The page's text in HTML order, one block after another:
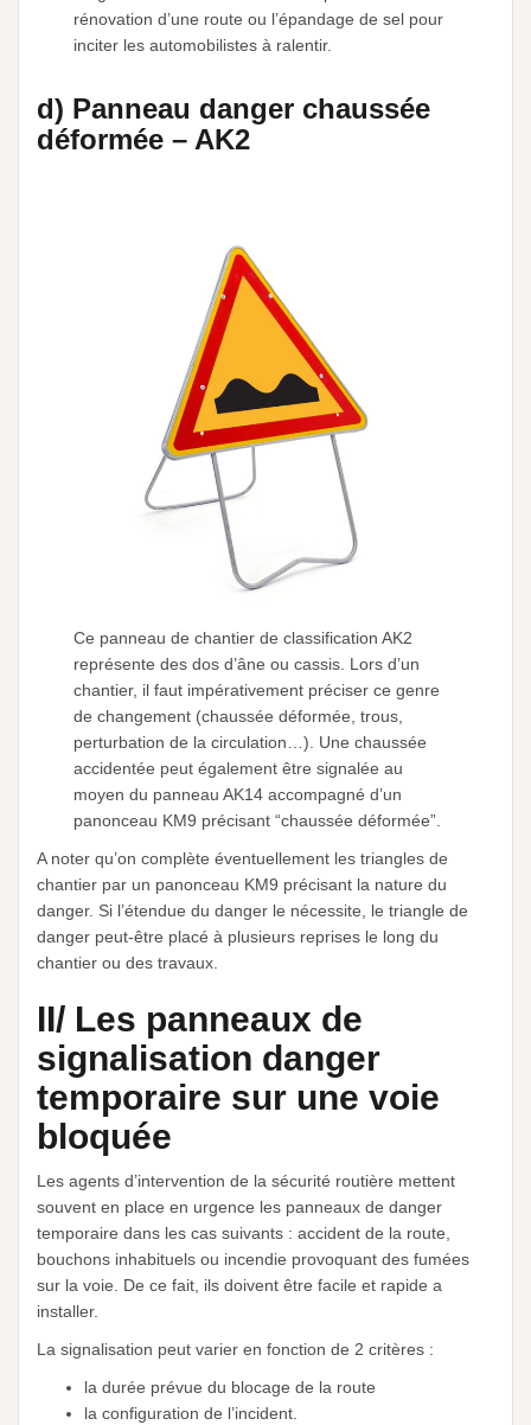
rénovation d’une route ou l’épandage de sel pour
inciter les automobilistes à ralentir.
d) Panneau danger chaussée
déformée – AK2
Ce panneau de chantier de classification AK2
représente des dos d’âne ou cassis. Lors d’un
chantier, il faut impérativement préciser ce genre
de changement (chaussée déformée, trous,
perturbation de la circulation…). Une chaussée
accidentée peut également être signalée au
moyen du panneau AK14 accompagné d’un
panonceau KM9 précisant “chaussée déformée”.
A noter qu’on complète éventuellement les triangles de
chantier par un panonceau KM9 précisant la nature du
danger. Si l’étendue du danger le nécessite, le triangle de
danger peut-être placé à plusieurs reprises le long du
chantier ou des travaux.
II/ Les panneaux de
signalisation danger
temporaire sur une voie
bloquée
Les agents d’intervention de la sécurité routière mettent
souvent en place en urgence les panneaux de danger
temporaire dans les cas suivants : accident de la route,
bouchons inhabituels ou incendie provoquant des fumées
sur la voie. De ce fait, ils doivent être facile et rapide a
installer.
La signalisation peut varier en fonction de 2 critères :
la durée prévue du blocage de la route
la configuration de l’incident.